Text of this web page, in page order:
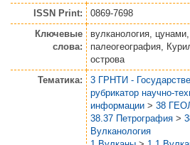
ISSN Print:
0869-7698
Ключевые
слова:
вулканология, цунами,
палеогеография,
острова
Тематика:
3 ГРНТИ -
рубрикатор научно-
информации > 38
38.37 Петрография >
Вулканология